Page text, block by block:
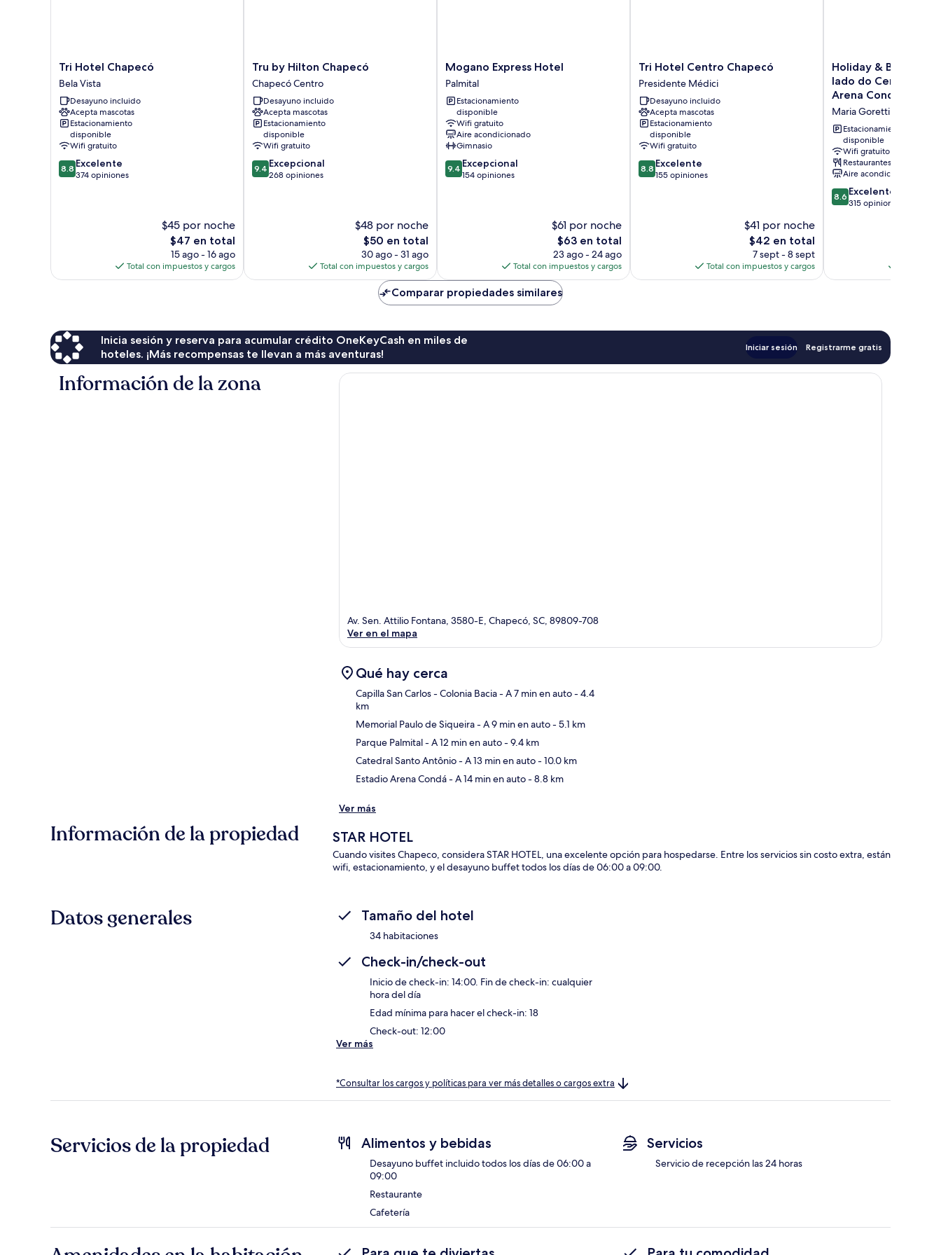
Tri
Hotel
Chapecó
Bela
Vista
Tri Hotel Chapecó
Bela Vista
Desayuno incluido
Acepta mascotas
Estacionamiento
disponible
Wifi gratuito
8.8
de
8.8 Excelente
374 opiniones
$45 por noche
El
precio
actual
es
$47 en total
15 ago - 16 ago
Total con impuestos y cargos
Tru
by
Hilton
Chapecó
Chapecó
Centro
Tru by Hilton Chapecó
Chapecó Centro
Desayuno incluido
Acepta mascotas
Estacionamiento
disponible
Wifi gratuito
9.4
de
9.4 Excepcional
268 opiniones
$48 por noche
El
precio
actual
es
$50
$50 en total
30 ago - 31 ago
Total con impuestos y cargos
Mogano
Express
Hotel
Palmital
Mogano Express Hotel
Palmital
Estacionamiento
disponible
Wifi gratuito
Aire acondicionado
Gimnasio
9.4
de
9.4 Excepcional
154 opiniones
$61 por noche
El
precio
actual
es
de
$63
$63 en total
23 ago - 24 ago
Total con impuestos y cargos
Tri
Hotel
Centro
Chapecó
Presidente
Médici
Tri Hotel Centro Chapecó
Presidente Médici
Desayuno incluido
Acepta mascotas
Estacionamiento
disponible
Wifi gratuito
8.8
de
8.8 Excelente
155 opiniones
$41 por noche
El
precio
actual
es
$42 en total
7 sept - 8 sept
Total con impuestos y cargos
Holiday
&
Business
Hotel
-
Ao
lado
do
Centro
de
Eventos
e
Holiday & Business
lado do Centro de
Arena Conda
Maria Goretti
Estacionamiento
disponible
Wifi gratuito
Restaurantes
Aire acondicionado
8.6
de
8.6 Excelente
315 opiniones
Comparar propiedades similares
Inicia sesión y reserva para acumular crédito OneKeyCash en miles de
hoteles. ¡Más recompensas te llevan a más aventuras!
Iniciar sesión Registrarme gratis
Información de la zona
Av. Sen. Attilio Fontana, 3580-E, Chapecó, SC, 89809-708
Ver en el mapa
Qué hay cerca
Capilla San Carlos - Colonia Bacia- A 7 min en auto- 4.4
km
Memorial Paulo de Siqueira- A 9 min en auto- 5.1 km
Parque Palmital- A 12 min en auto- 9.4 km
Catedral Santo Antônio- A 13 min en auto- 10.0 km
Estadio Arena Condá- A 14 min en auto- 8.8 km
Ver más
Información de la propiedad STAR HOTEL
Cuando visites Chapeco, considera STAR HOTEL, una excelente opción para hospedarse. Entre los servicios sin costo extra, están
wifi, estacionamiento, y el desayuno buffet todos los días de 06:00 a 09:00.
Datos generales Tamaño del hotel
34 habitaciones
Check-in/check-out
Inicio de check-in: 14:00. Fin de check-in: cualquier
hora del día
Edad mínima para hacer el check-in: 18
Check-out: 12:00
Ver más
*Consultar los cargos y políticas para ver más detalles o cargos extra
Servicios de la propiedad Alimentos y bebidas
Desayuno buffet incluido todos los días de 06:00 a
09:00
Restaurante
Cafetería
Servicios
Servicio de recepción las 24 horas